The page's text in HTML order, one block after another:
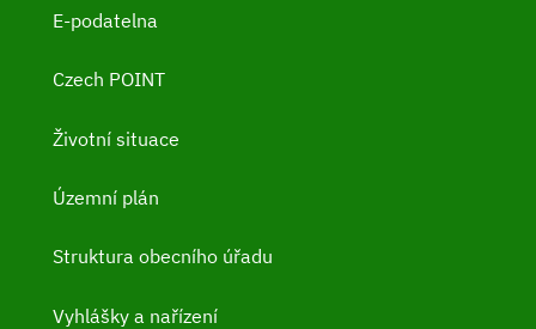
E-podatelna
Czech POINT
Životní situace
Územní plán
Struktura obecního úřadu
Vyhlášky a nařízení